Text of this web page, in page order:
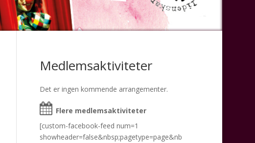
Medlemsaktiviteter
Det er ingen kommende arrangementer.
Flere medlemsaktiviteter
[custom-facebook-feed num=1
showheader=false&nbsp;pagetype=page&nb